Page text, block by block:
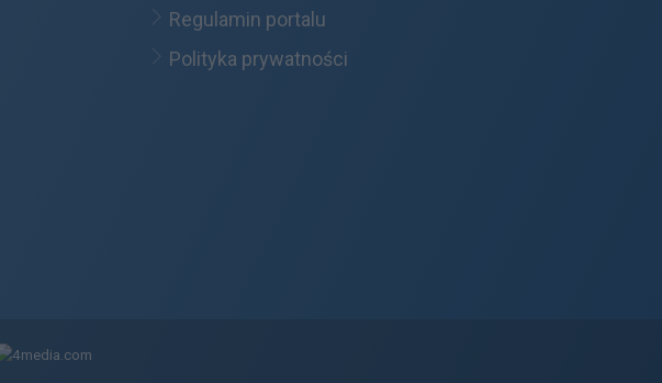
Regulamin portalu
Polityka prywatności